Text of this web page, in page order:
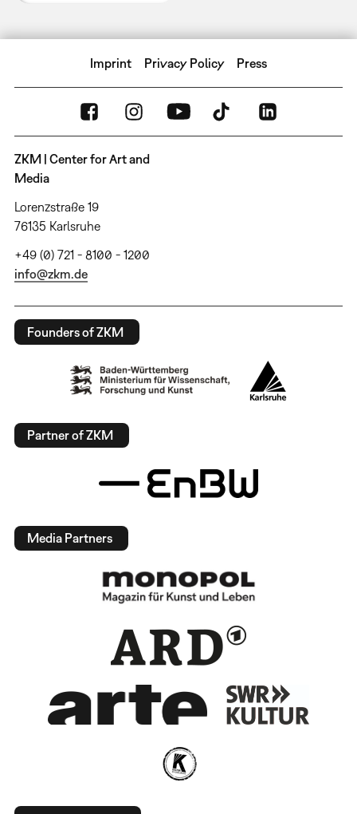
Imprint Privacy Policy Press
ZKM | Center for Art and
Media
Lorenzstraße 19
76135 Karlsruhe
+49 (0) 721 - 8100 - 1200
info@zkm.de
Founders of ZKM
Partner of ZKM
Media Partners